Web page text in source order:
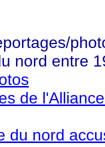
nord entre
de
du nord